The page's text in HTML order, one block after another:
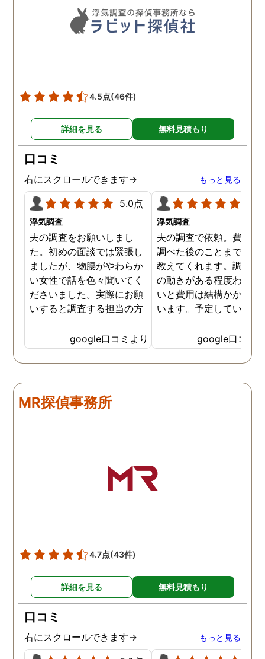
聞いて頂いたりと精神的に
も助かりました。 報告書や
調査の動画を見せてもらっ
ケアもしてもらったり色々
とお世話になりました！
4.5点(46件)
詳細を見る 無料見積もり
口コミ
右にスクロールできます→ もっと見る
5.0点
浮気調査
夫の調査をお願いしまし
た。初めの面談では緊張し
ましたが、物腰がやわらか
い女性で話を色々聞いてく
ださいました。実際にお願
いすると調査する担当の方
とのやり取りがメインで、
色々不安や心配な事の共有
をしてくれました。探偵の
方に依頼となると丸投げで
が、二人三脚で協力しあい
ながら、進めて行った感じ
と思います。思い切ってお
願いして良かったです。 こ
の度はありがとうございま
google口コミより
浮気調査
夫の調査で依頼。費用や
調べた後のことまで詳し
教えてくれます。調査対
の動きがある程度わから
いと費用は結構かかると
います。予定していた時
より過ぎてしまいました
が、そのまま調査してい
だき、しっかり証拠取れ
した。あ、もちろん過ぎ
調査が終わって今後どう
google口コミ
MR探偵事務所
4.7点(43件)
詳細を見る 無料見積もり
口コミ
右にスクロールできます→ もっと見る